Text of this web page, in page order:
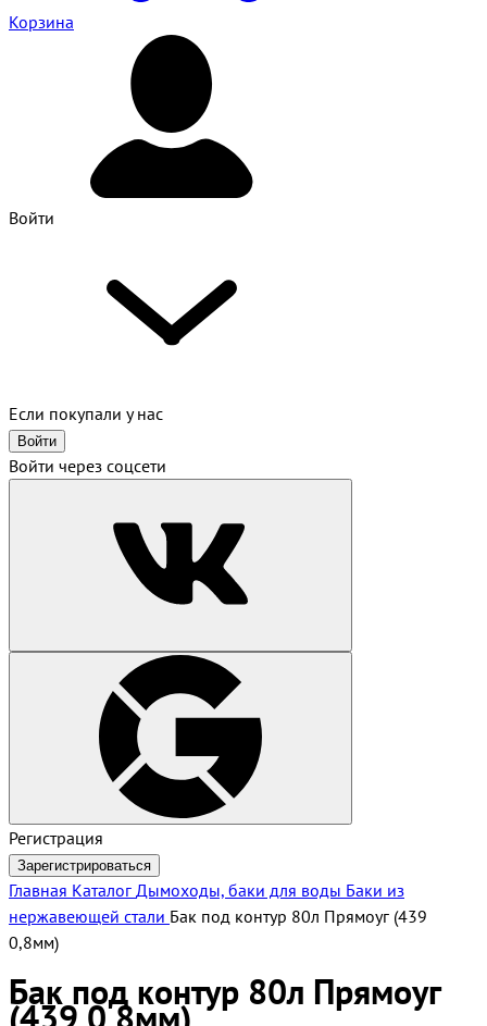
Корзина
Войти
Если покупали у нас
Войти
Войти через соцсети
Регистрация
Зарегистрироваться
Главная Каталог Дымоходы, баки для воды Баки из
нержавеющей стали Бак под контур 80л Прямоуг (439
0,8мм)
Бак под контур 80л Прямоуг